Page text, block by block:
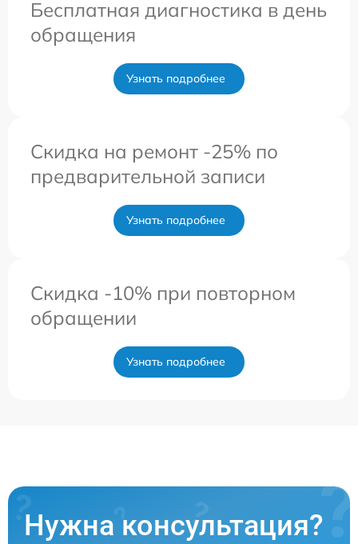
Бесплатная диагностика в день
обращения
Узнать подробнее
Скидка на ремонт -25% по
предварительной записи
Узнать подробнее
Скидка -10% при повторном
обращении
Узнать подробнее
Нужна консультация?